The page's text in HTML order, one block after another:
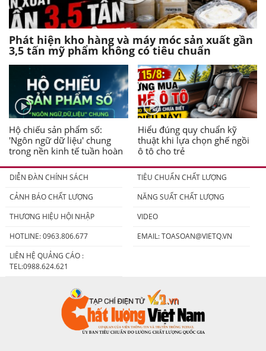
Phát hiện kho hàng và máy móc sản xuất gần
3,5 tấn mỹ phẩm không có tiêu chuẩn
Hộ chiếu sản phẩm số:
'Ngôn ngữ dữ liệu' chung
trong nền kinh tế tuần hoàn
Hiểu đúng quy chuẩn kỹ
thuật khi lựa chọn ghế ngồi
ô tô cho trẻ
DIỄN ĐÀN CHÍNH SÁCH
TIÊU CHUẨN CHẤT LƯỢNG
CẢNH BÁO CHẤT LƯỢNG
NĂNG SUẤT CHẤT LƯỢNG
THƯƠNG HIỆU HỘI NHẬP
VIDEO
HOTLINE: 0963.806.677
EMAIL:TOASOAN@VIETQ.VN
LIÊN HỆ QUẢNG CÁO :
TEL:0988.624.621